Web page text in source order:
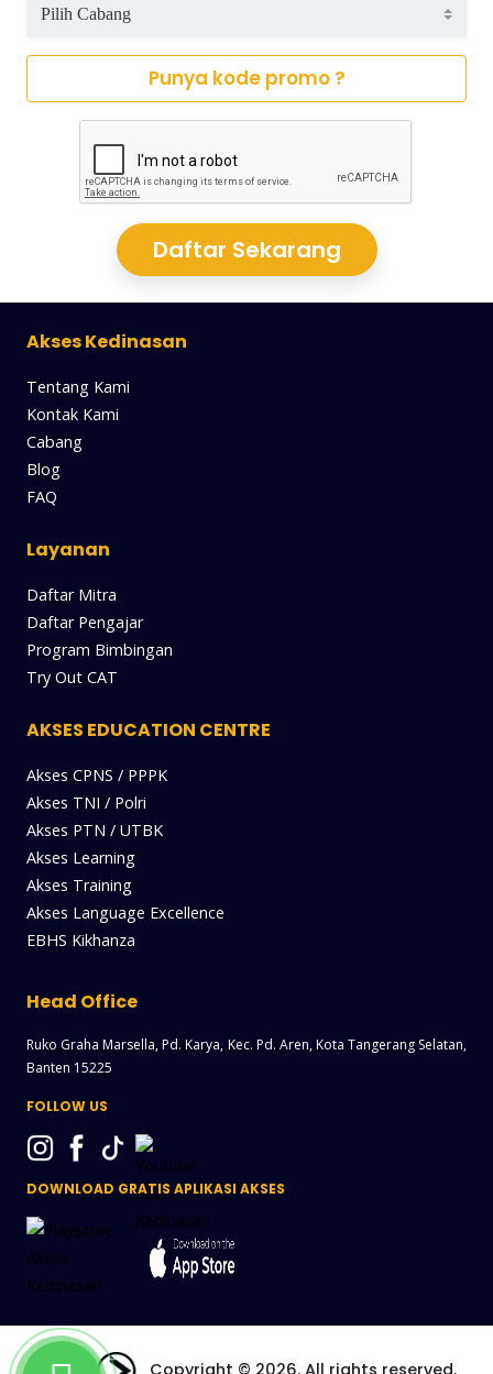
Punya kode promo ?
Daftar Sekarang
Akses Kedinasan
Tentang Kami
Kontak Kami
Cabang
Blog
FAQ
Layanan
Daftar Mitra
Daftar Pengajar
Program Bimbingan
Try Out CAT
AKSES EDUCATION CENTRE
Akses CPNS / PPPK
Akses TNI / Polri
Akses PTN / UTBK
Akses Learning
Akses Training
Akses Language Excellence
EBHS Kikhanza
Head Office
Ruko Graha Marsella, Pd. Karya, Kec. Pd. Aren, Kota Tangerang Selatan,
Banten 15225
FOLLOW US
DOWNLOAD GRATIS APLIKASI AKSES
Copyright © 2026. All rights reserved.